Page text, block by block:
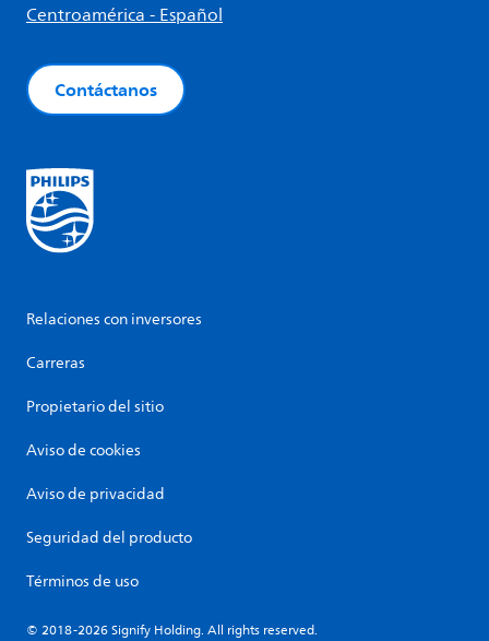
Centroamérica - Español
Contáctanos
Relaciones con inversores
Carreras
Propietario del sitio
Aviso de cookies
Aviso de privacidad
Seguridad del producto
Términos de uso
© 2018-2026 Signify Holding. All rights reserved.